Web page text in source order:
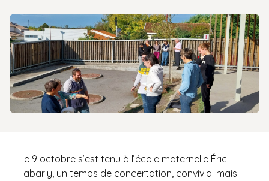
Le 9 octobre s’est tenu à l’école maternelle Éric
Tabarly, un temps de concertation, convivial mais